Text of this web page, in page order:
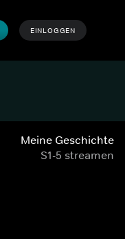
EINLOGGEN
Meine Geschichte
S1-5 streamen